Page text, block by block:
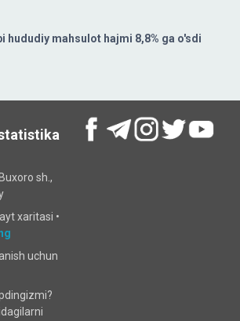
hududiy mahsulot hajmi 8,8% ga o'sdi
sh.,
xaritasi •
uchun